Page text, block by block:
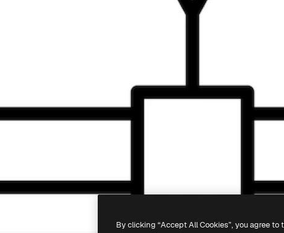
By clicking “Accept All Cookies”, you agree